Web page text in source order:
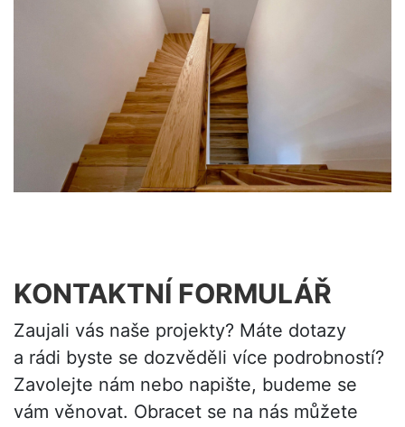
KONTAKTNÍ FORMULÁŘ
Zaujali vás naše projekty? Máte dotazy
a rádi byste se dozvěděli více podrobností?
Zavolejte nám nebo napište, budeme se
vám věnovat. Obracet se na nás můžete